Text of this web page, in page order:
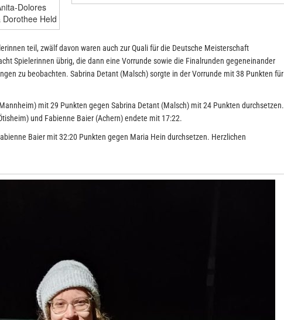
Dolores
Held
teil, zwälf davon waren auch zur Quali für die Deutsche Meisterschaft
Spielerinnen übrig, die dann eine Vorrunde sowie die Finalrunden gegeneinander
zu beobachten. Sabrina Detant (Malsch) sorgte in der Vorrunde mit 38 Punkten für
mit 29 Punkten gegen Sabrina Detant (Malsch) mit 24 Punkten durchsetzen.
und Fabienne Baier (Achern) endete mit 17:22.
Baier mit 32:20 Punkten gegen Maria Hein durchsetzen. Herzlichen